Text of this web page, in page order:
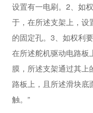
设置有一电刷。2、如
于，在所述支架上，设
的固定孔。3、如权利
在所述舵机驱动电路板
膜，所述支架通过其
路板上，且所述滑块
触。”